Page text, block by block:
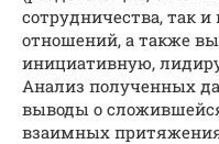
сотрудничества, так
отношений, а также
инициативную,
Анализ полученных
выводы о
взаимных